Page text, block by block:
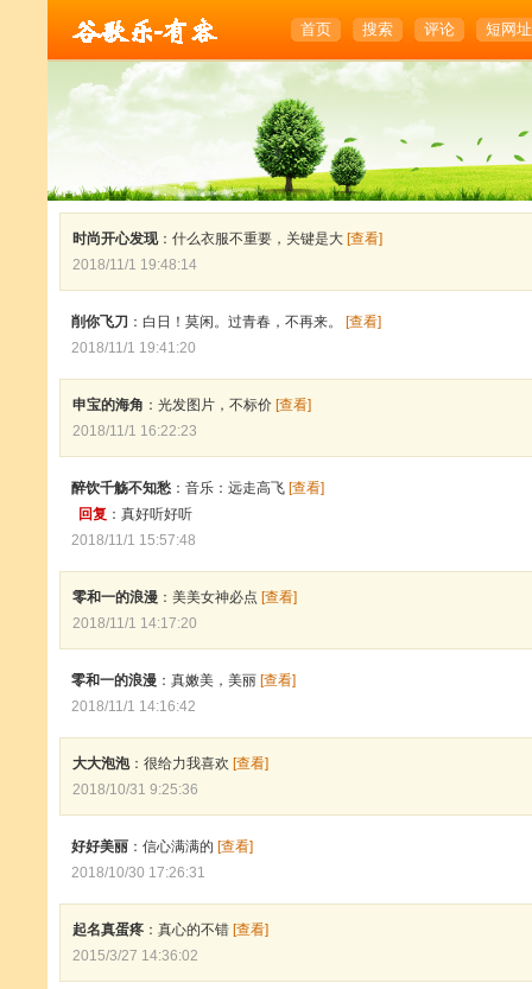
首页 搜索 评论 短网址
时尚开心发现：什么衣服不重要，关键是大 [查看]
2018/11/1 19:48:14
削你飞刀 ：白日！莫闲。过青春，不再来。 [查看]
2018/11/1 19:41:20
申宝的海角 ：光发图片，不标价 [查看]
2018/11/1 16:22:23
醉饮千觞不知愁 ：音乐：远走高飞 [查看]
回复 ：真好听好听
2018/11/1 15:57:48
零和一的浪漫 ：美美女神必点 [查看]
2018/11/1 14:17:20
零和一的浪漫 ：真嫩美，美丽 [查看]
2018/11/1 14:16:42
大大泡泡：很给力我喜欢 [查看]
2018/10/31 9:25:36
好好美丽 ：信心满满的 [查看]
2018/10/30 17:26:31
起名真蛋疼 ：真心的不错 [查看]
2015/3/27 14:36:02